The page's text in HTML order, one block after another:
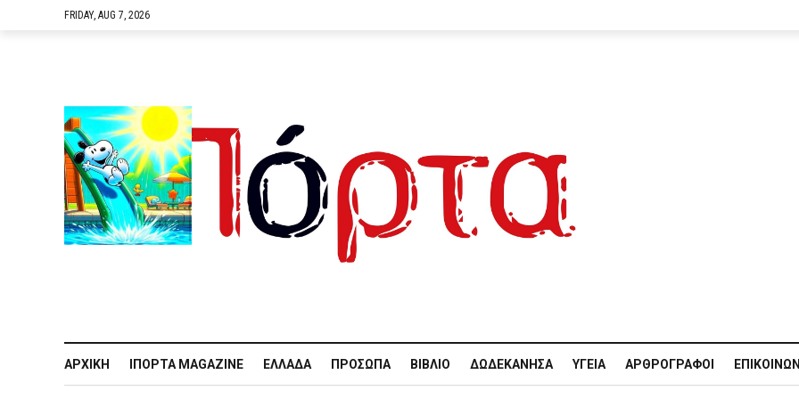
FRIDAY, AUG 7, 2026
ΑΡΧΙΚΉ IΠΌΡΤΑ MAGAZINE ΕΛΛΆΔΑ ΠΡΌΣΩΠΑ ΒΙΒΛΊΟ ΔΩΔΕΚΆΝΗΣΑ ΥΓΕΊΑ ΑΡΘΡΟΓΡΆΦΟΙ